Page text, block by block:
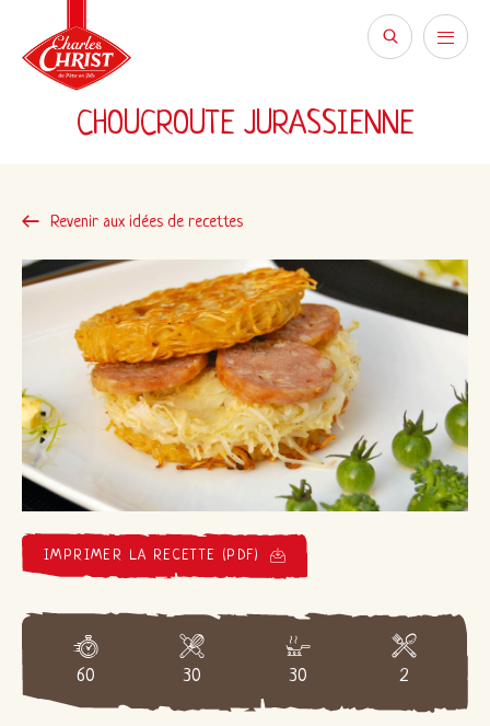
CHOUCROUTE JURASSIENNE
Revenir aux idées de recettes
IMPRIMER LA RECETTE (PDF)
60 30 30 2